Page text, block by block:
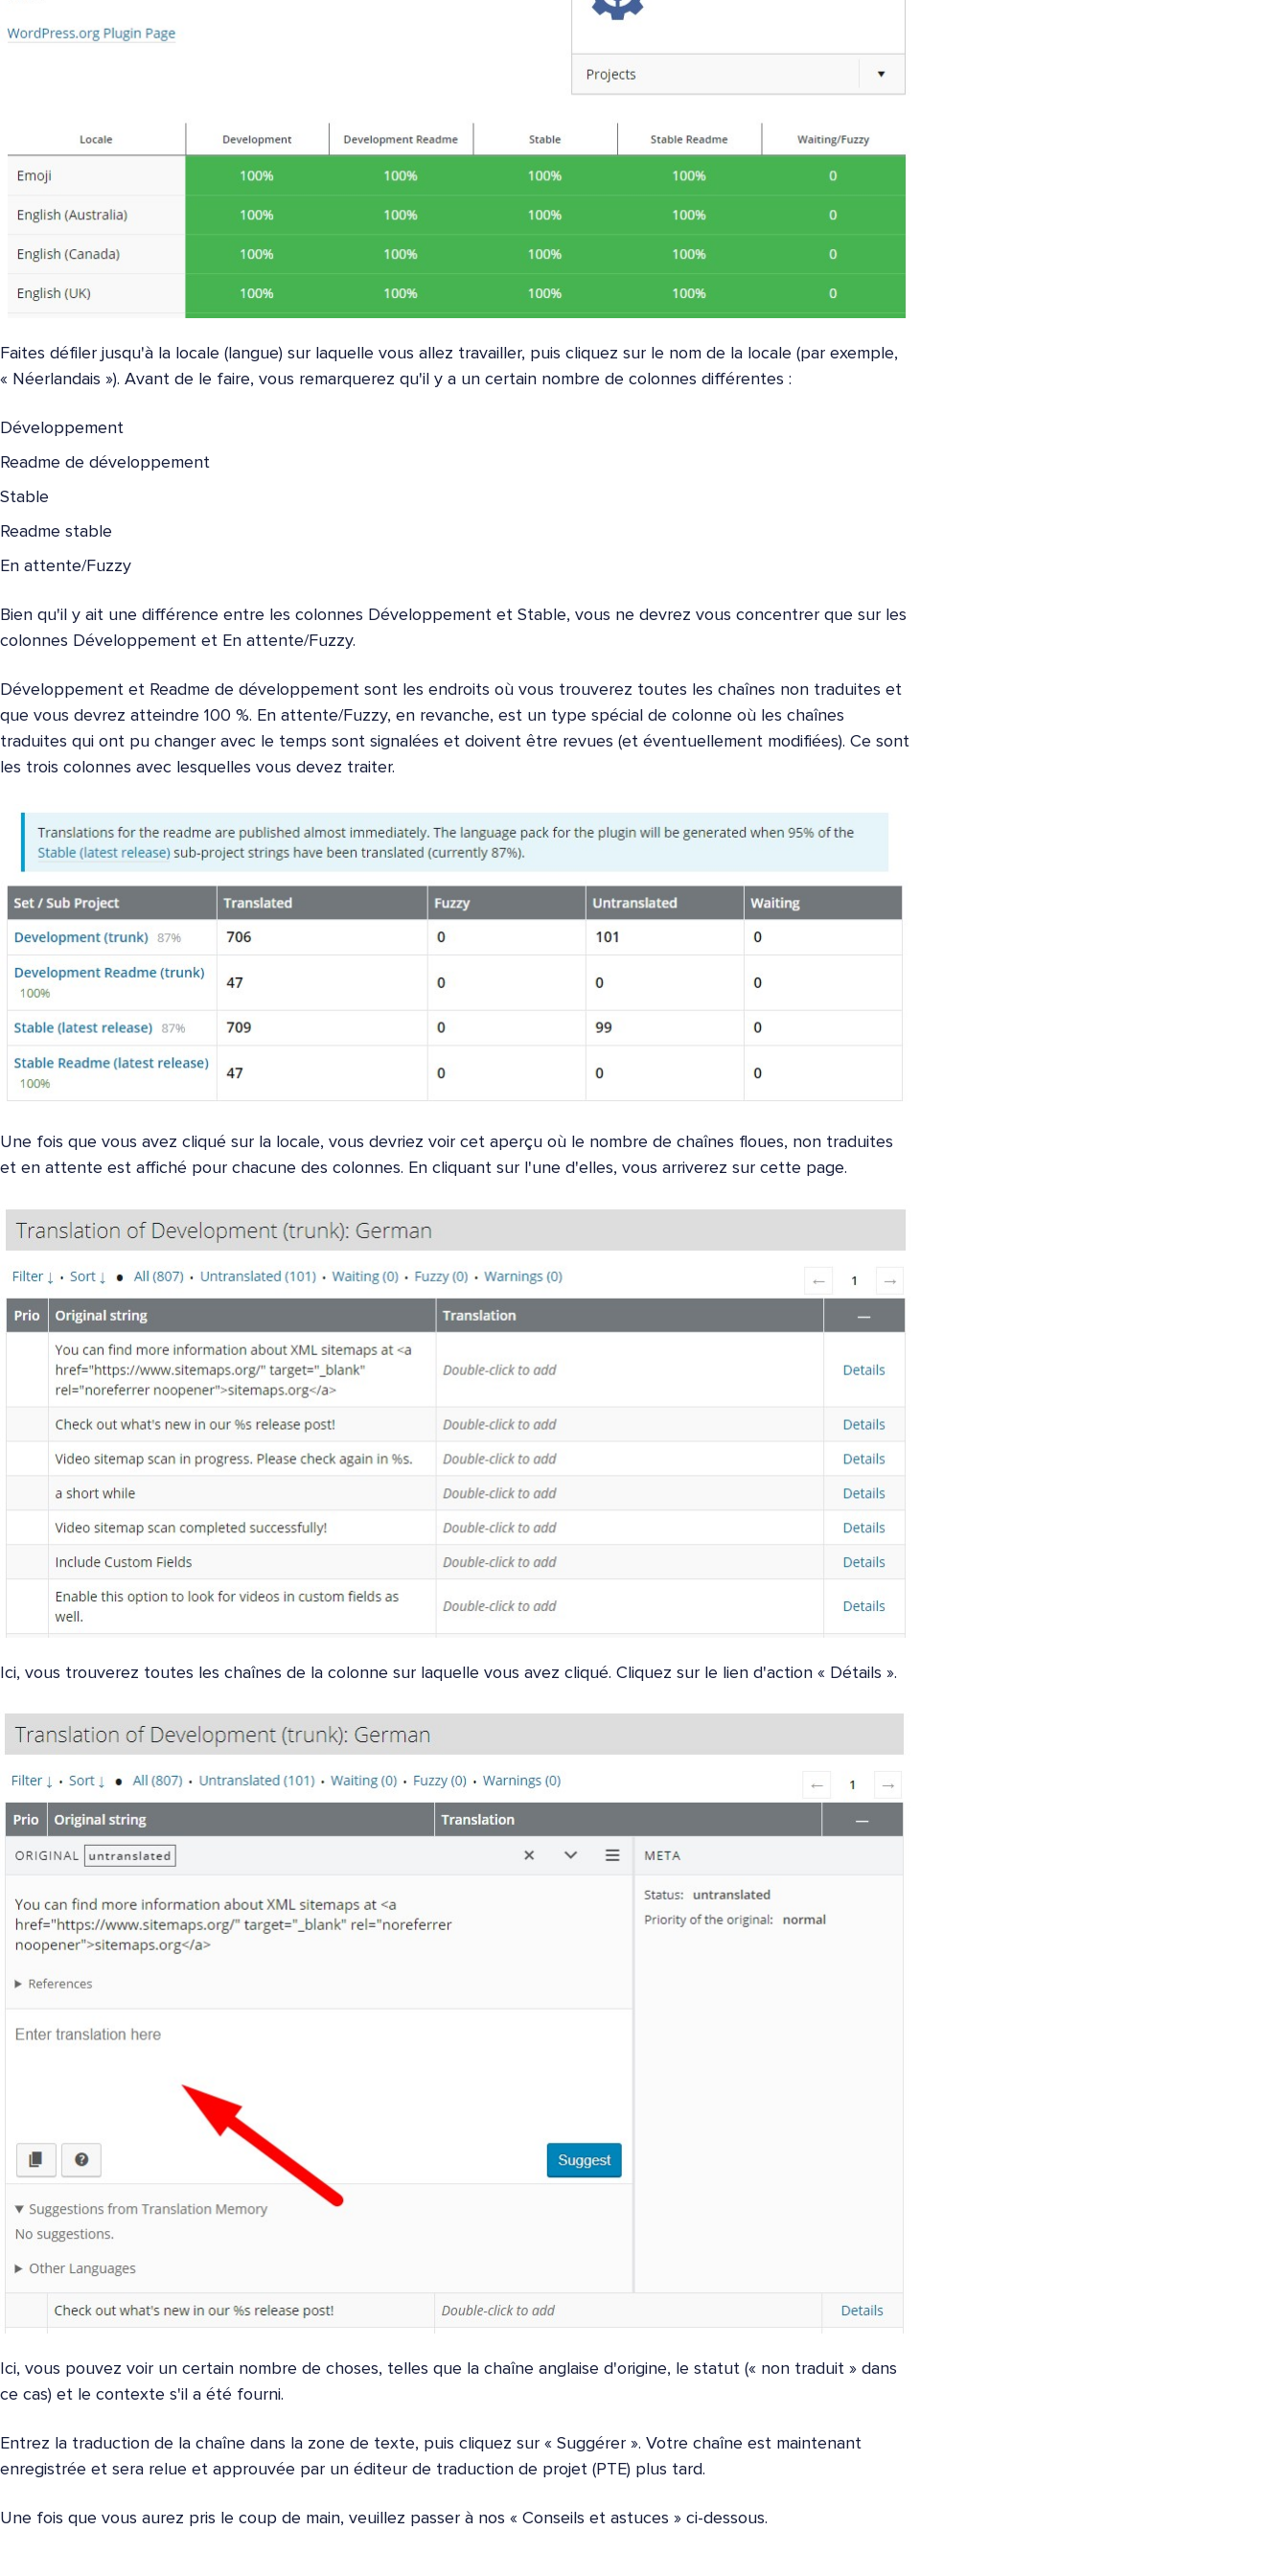
Faites défiler jusqu'à la locale (langue) sur laquelle vous allez travailler, puis cliquez sur le nom de la locale (par exemple,
« Néerlandais »). Avant de le faire, vous remarquerez qu'il y a un certain nombre de colonnes différentes :
Développement
Readme de développement
Stable
Readme stable
En attente/Fuzzy
Bien qu'il y ait une différence entre les colonnes Développement et Stable, vous ne devrez vous concentrer que sur les
colonnes Développement et En attente/Fuzzy.
Développement et Readme de développement sont les endroits où vous trouverez toutes les chaînes non traduites et
que vous devrez atteindre 100 %. En attente/Fuzzy, en revanche, est un type spécial de colonne où les chaînes
traduites qui ont pu changer avec le temps sont signalées et doivent être revues (et éventuellement modifiées). Ce sont
les trois colonnes avec lesquelles vous devez traiter.
Une fois que vous avez cliqué sur la locale, vous devriez voir cet aperçu où le nombre de chaînes floues, non traduites
et en attente est affiché pour chacune des colonnes. En cliquant sur l'une d'elles, vous arriverez sur cette page.
Ici, vous trouverez toutes les chaînes de la colonne sur laquelle vous avez cliqué. Cliquez sur le lien d'action « Détails ».
Ici, vous pouvez voir un certain nombre de choses, telles que la chaîne anglaise d'origine, le statut (« non traduit » dans
ce cas) et le contexte s'il a été fourni.
Entrez la traduction de la chaîne dans la zone de texte, puis cliquez sur « Suggérer ». Votre chaîne est maintenant
enregistrée et sera relue et approuvée par un éditeur de traduction de projet (PTE) plus tard.
Une fois que vous aurez pris le coup de main, veuillez passer à nos « Conseils et astuces » ci-dessous.